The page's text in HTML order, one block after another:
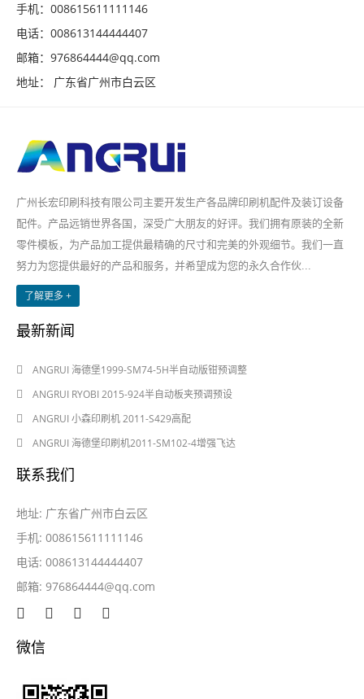
手机：008615611111146
电话：008613144444407
邮箱：976864444@qq.com
地址： 广东省广州市白云区
广州长宏印刷科技有限公司主要开发生产各品牌印刷机配件及装订设备
配件。产品远销世界各国，深受广大朋友的好评。我们拥有原装的全新
零件模板，为产品加工提供最精确的尺寸和完美的外观细节。我们一直
努力为您提供最好的产品和服务，并希望成为您的永久合作伙...
了解更多 +
最新新闻
ANGRUI 海德堡1999-SM74-5H半自动版钳预调整
ANGRUI RYOBI 2015-924半自动板夹预调预设
ANGRUI 小森印刷机 2011-S429高配
ANGRUI 海德堡印刷机2011-SM102-4增强飞达
联系我们
地址: 广东省广州市白云区
手机: 008615611111146
电话: 008613144444407
邮箱: 976864444@qq.com
微信